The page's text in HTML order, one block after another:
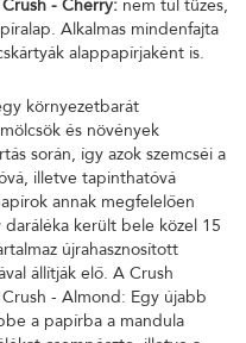
Crush - Cherry: nem túl tüzes,
Alkalmas mindenfajta
alappapírjaként is.
környezetbarát
és növények
során, így azok szemcséi a
illetve tapinthatóvá
annak megfelelően
került bele közel 15
újrahasznosított
állítják elő. A Crush
- Almond: Egy újabb
a papírba a mandula